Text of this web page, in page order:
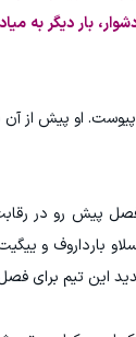
دیگر به
پیش رو در
بارداروف و
این تیم برای